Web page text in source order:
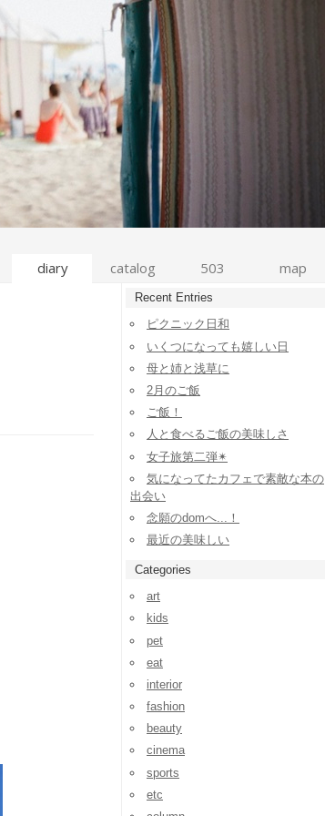
diary catalog 503 map
Recent Entries
ピクニック日和
いくつになっても嬉しい日
母と姉と浅草に
2月のご飯
ご飯！
人と食べるご飯の美味しさ
女子旅第二弾✴︎
気になってたカフェで素敵な本の
出会い
念願のdomへ...！
最近の美味しい
Categories
art
kids
pet
eat
interior
fashion
beauty
cinema
sports
etc